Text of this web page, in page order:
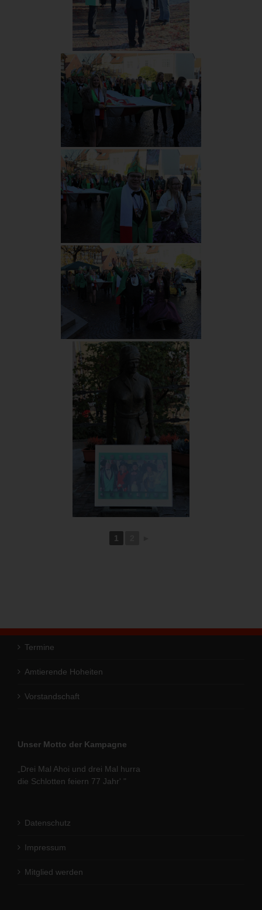
1
Termine
Amtierende Hoheiten
Vorstandschaft
Unser Motto der Kampagne
„Drei Mal Ahoi und drei Mal hurra
die Schlotten feiern 77 Jahr' "
Datenschutz
Impressum
Mitglied werden